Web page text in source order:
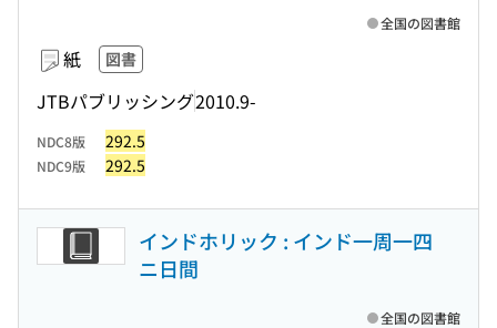
紙 図書
JTBパブリッシング2010.9-
全国の図書館
NDC8版 292.5
NDC9版 292.5
インドホリック : インド一周一四
ニ日間
全国の図書館